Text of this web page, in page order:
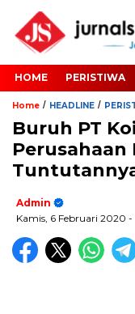
HOME PERISTIWA
Home / HEADLINE /
Buruh PT
Perusahaan
Admin
Kamis, 6 Februari 2020 -